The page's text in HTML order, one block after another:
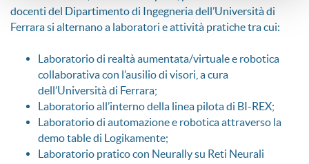
docenti del Dipartimento di Ingegneria dell’Università di
Ferrara si alternano a laboratori e attività pratiche tra cui:
Laboratorio di realtà aumentata/virtuale e robotica
collaborativa con l’ausilio di visori, a cura
dell’Università di Ferrara;
Laboratorio all’interno della linea pilota di BI-REX;
Laboratorio di automazione e robotica attraverso la
demo table di Logikamente;
Laboratorio pratico con Neurally su Reti Neurali